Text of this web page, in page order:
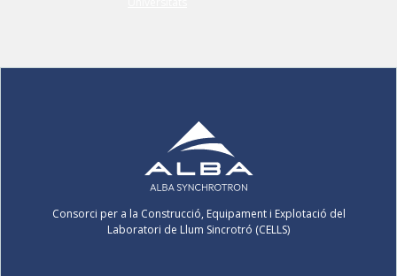
Consorci per a la Construcció, Equipament i Explotació del
Laboratori de Llum Sincrotró (CELLS)